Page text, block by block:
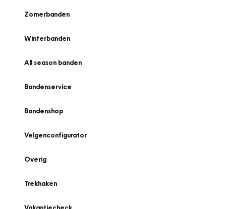
Zomerbanden
Winterbanden
All season banden
Bandenservice
Bandenshop
Velgenconfigurator
Overig
Trekhaken